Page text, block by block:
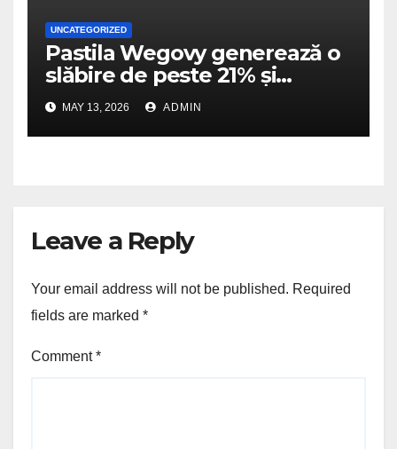
UNCATEGORIZED
Pastila Wegovy generează o
slăbire de peste 21% și
dublează scorurile de
îmbunătățire a mobilității
fizice
MAY 13, 2026 ADMIN
Leave a Reply
Your email address will not be published. Required
fields are marked *
Comment*